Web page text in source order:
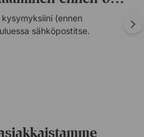
(ennen
sähköpostitse.